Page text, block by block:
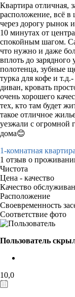
Квартира отличная,
расположение, всё в
через дорогу рынок
10 минутах от
спокойным шагом.
что нужно и даже
вплоть до зарядного
полотенца, зубные
турка для кофе и
диван, кровать
очень хорошего
тех, кто там будет
такое отличное
уезжали с огромной
дома😊
1-комнатная квартира
1 отзыв о
Чистота
Цена - качество
Качество
Расположение
Своевременность
Соответствие фото
Пользователь
10,0